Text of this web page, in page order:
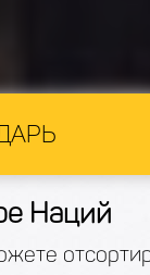
Наций